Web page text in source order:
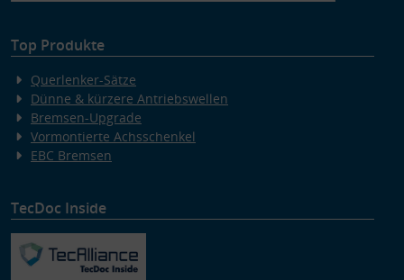
Top Produkte
Querlenker-Sätze
Dünne & kürzere Antriebswellen
Bremsen-Upgrade
Vormontierte Achsschenkel
EBC Bremsen
TecDoc Inside